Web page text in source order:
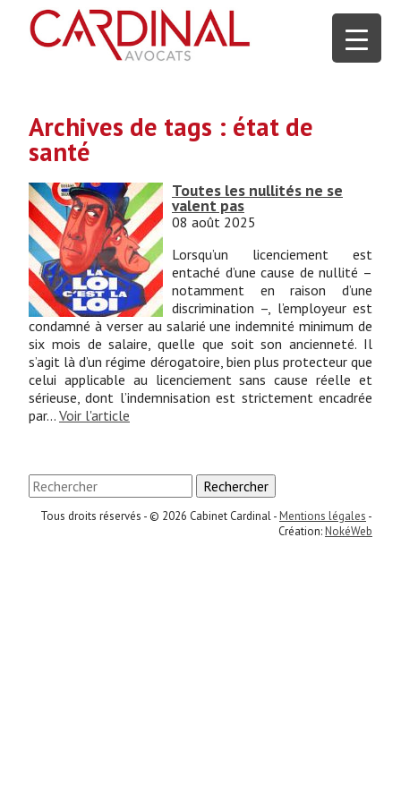
Archives de tags : état de
santé
Toutes les nullités ne se
valent pas
08 août 2025
Lorsqu’un licenciement est
entaché d’une cause de nullité –
notamment en raison d’une
discrimination –, l’employeur est
condamné à verser au salarié une indemnité minimum de
six mois de salaire, quelle que soit son ancienneté. Il
s’agit là d’un régime dérogatoire, bien plus protecteur que
celui applicable au licenciement sans cause réelle et
sérieuse, dont l’indemnisation est strictement encadrée
par... Voir l'article
Rechercher
Tous droits réservés - © 2026 Cabinet Cardinal -Mentions légales -
Création:NokéWeb